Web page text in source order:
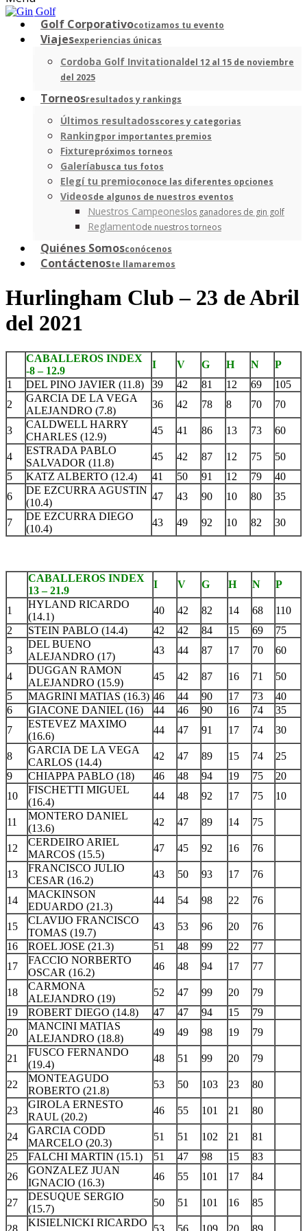
Golf Corporativocotizamos tu evento
Viajesexperiencias únicas
Cordoba Golf Invitationaldel 12 al 15 de noviembre
del 2025
Torneosresultados y rankings
Últimos resultadosscores y categorias
Rankingpor importantes premios
Fixturepróximos torneos
Galeríabusca tus fotos
Elegí tu premioconoce las diferentes opciones
Videosde algunos de nuestros eventos
Nuestros Campeoneslos ganadores de gin golf
Reglamentode nuestros torneos
Quiénes Somosconócenos
Contáctenoste llamaremos
Hurlingham Club – 23 de Abril
del 2021
CABALLEROS INDEX
-8 – 12.9
I V G H N
P
1
DEL PINO JAVIER (11.8) 39 42 81 12 69
105
2
GARCIA DE LA VEGA
ALEJANDRO (7.8)
36 42 78 8 70 70
3
CALDWELL HARRY
CHARLES (12.9)
45 41 86 13 73 60
4
ESTRADA PABLO
SALVADOR (11.8)
45 42 87 12 75
50
5
KATZ ALBERTO (12.4) 41 50 91 12 79
40
6
DE EZCURRA AGUSTIN
(10.4)
47 43 90 10 80 35
7
DE EZCURRA DIEGO
(10.4)
43 49 92 10 82 30
CABALLEROS INDEX
13 – 21.9
I V G H N P
1
HYLAND RICARDO
(14.1)
40 42 82 14 68
110
2
STEIN PABLO (14.4) 42 42 84 15 69
75
3
DEL BUENO
ALEJANDRO (17)
43 44 87 17 70 60
4
DUGGAN RAMON
ALEJANDRO (15.9)
45 42 87 16 71
50
5
MAGRINI MATIAS (16.3) 46 44 90 17 73
40
6
GIACONE DANIEL (16) 44 46 90 16 74
35
7
ESTEVEZ MAXIMO
(16.6)
44 47 91 17 74 30
8
GARCIA DE LA VEGA
CARLOS (14.4)
42 47 89 15 74
25
9
CHIAPPA PABLO (18) 46 48 94 19 75
20
10
FISCHETTI MIGUEL
(16.4)
44 48 92 17 75 10
11
MONTERO DANIEL
(13.6)
42 47 89 14 75
12
CERDEIRO ARIEL
MARCOS (15.5)
47 45 92 16 76
13
FRANCISCO JULIO
CESAR (16.2)
43 50 93 17 76
14
MACKINSON
EDUARDO (21.3)
44 54 98 22 76
15
CLAVIJO FRANCISCO
TOMAS (19.7)
43 53 96 20
76
16
ROEL JOSE (21.3) 51 48 99 22
77
17
FACCIO NORBERTO
OSCAR (16.2)
46 48 94 17 77
18
CARMONA
ALEJANDRO (19)
52 47 99 20
79
19
ROBERT DIEGO (14.8) 47 47 94 15
79
20
MANCINI MATIAS
ALEJANDRO (18.8)
49 49 98 19 79
21
FUSCO FERNANDO
(19.4)
48 51 99 20 79
22
MONTEAGUDO
ROBERTO (21.8)
53 50 103 23 80
23
GIROLA ERNESTO
RAUL (20.2)
46 55 101 21 80
24
GARCIA CODD
MARCELO (20.3)
51 51 102 21
81
25
FALCHI MARTIN (15.1) 51 47 98 15
83
26
GONZALEZ JUAN
IGNACIO (16.3)
46 55 101 17 84
27
DESUQUE SERGIO
(15.7)
50 51 101 16 85
28
KISIELNICKI RICARDO
53 56 109 20 89